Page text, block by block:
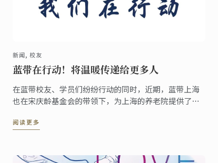
新闻, 校友
蓝带在行动！将温暖传递给更多人
在蓝带校友、学员们纷纷行动的同时，近期，蓝带上海
也在宋庆龄基金会的带领下，为上海的养老院提供了爱
阅读更多